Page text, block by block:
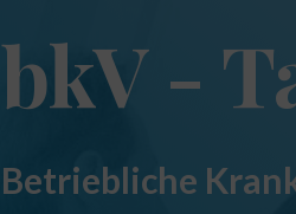
bkV -
Betriebliche